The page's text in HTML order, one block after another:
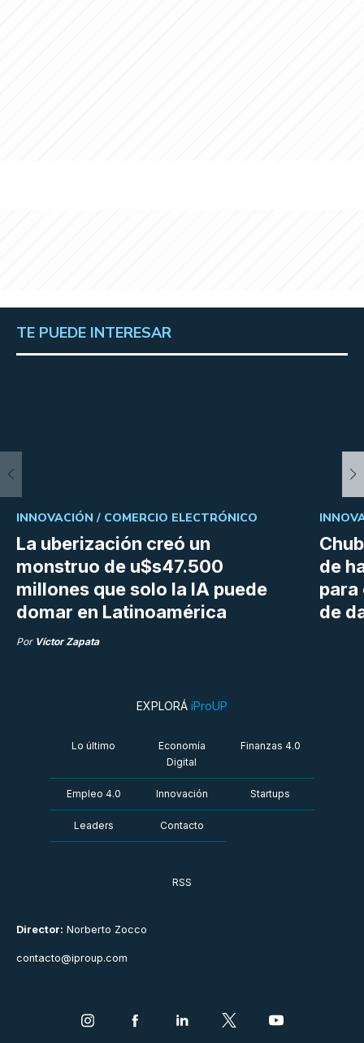
TE PUEDE INTERESAR
La uberización creó un
monstruo de u$s47.500
millones que solo la IA puede
domar en Latinoamérica
INNOVACIÓN / COMERCIO ELECTRÓNICO
Por Víctor Zapata
de
para
de
Director: Norberto Zocco
contacto@iproup.com
EXPLORÁ iProUP
Lo último
Economía
Digital
Finanzas 4.0
Empleo 4.0 Innovación Startups
Leaders Contacto
RSS